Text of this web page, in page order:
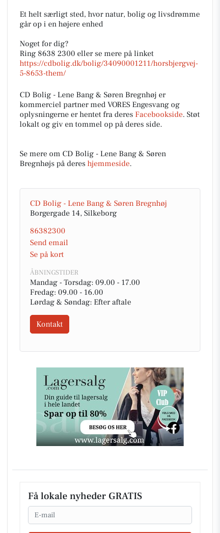
Et helt særligt sted, hvor natur, bolig og livsdrømme
går op i en højere enhed
Noget for dig?
Ring 8638 2300 eller se mere på linket
https://cdbolig.dk/bolig/34090001211/horsbjergvej-
5-8653-them/
CD Bolig - Lene Bang & Søren Bregnhøj er
kommerciel partner med VORES Engesvang og
oplysningerne er hentet fra deres Facebookside. Støt
lokalt og giv en tommel op på deres side.
Se mere om CD Bolig - Lene Bang & Søren
Bregnhøjs på deres hjemmeside.
CD Bolig - Lene Bang & Søren Bregnhøj
Borgergade 14, Silkeborg
86382300
Send email
Se på kort
ÅBNINGSTIDER
Mandag - Torsdag: 09.00 - 17.00
Fredag: 09.00 - 16.00
Lørdag & Søndag: Efter aftale
Kontakt
Få lokale nyheder GRATIS
Email